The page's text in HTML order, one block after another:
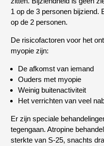
1 op de 3 personen bijziend.
op de 2 personen.
De risicofactoren voor het
myopie zijn:
De afkomst van iemand
Ouders met myopie
Weinig buitenactiviteit
Het verrichten van veel
Er zijn speciale
tegengaan. Atropine
sterkte van S-25, snachts